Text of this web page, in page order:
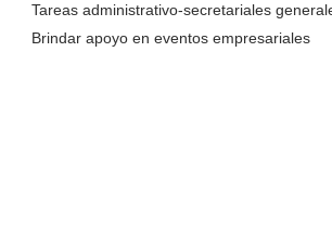
Tareas administrativo-secretariales
Brindar apoyo en eventos empresariales